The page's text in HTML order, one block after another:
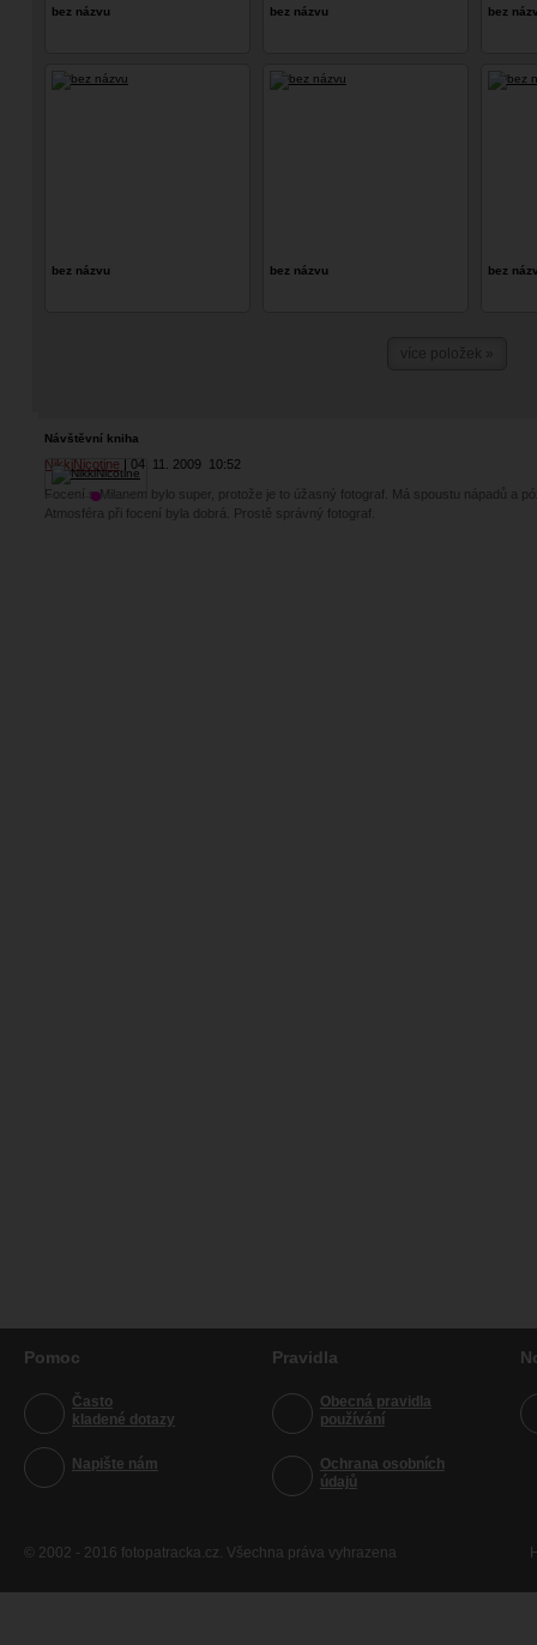
bez názvu bez názvu bez
bez názvu bez názvu bez
více položek »
Návštěvní kniha
NikkiNicotine 04. 11. 2009 10:52
Focení s Milanem bylo super, protože je to úžasný fotograf. Má spoustu nápadů a
Atmosféra při focení byla dobrá. Prostě správný fotograf.
Pomoc
Často
kladené dotazy
Napište nám
Pravidla
Obecná pravidla
používání
Ochrana osobních
údajů
© 2002 - 2016 fotopatracka.cz. Všechna práva vyhrazena